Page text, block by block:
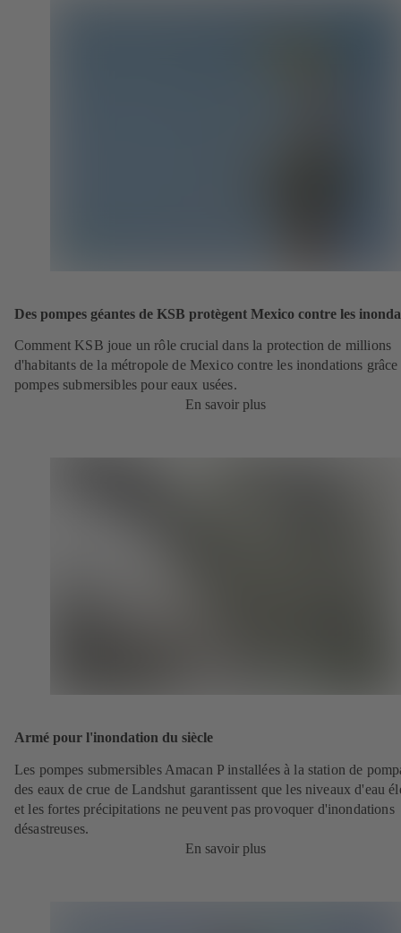
Des pompes géantes de KSB protègent Mexico contre les
Comment KSB joue un rôle crucial dans la protection de millions
d'habitants de la métropole de Mexico contre les inondations grâce
pompes submersibles pour eaux usées.
En savoir plus
Armé pour l'inondation du siècle
Les pompes submersibles Amacan P installées à la station de
des eaux de crue de Landshut garantissent que les niveaux d'eau
et les fortes précipitations ne peuvent pas provoquer d'inondations
désastreuses.
En savoir plus